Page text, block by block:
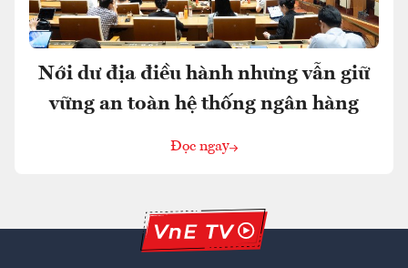
Nới dư địa điều hành nhưng vẫn giữ
vững an toàn hệ thống ngân hàng
Đọc ngay